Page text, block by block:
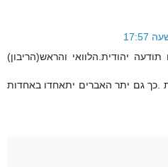
יהודית.הלוואי והראש(הריבון)
.כך גם יתר האברים יתאחדו באחדות